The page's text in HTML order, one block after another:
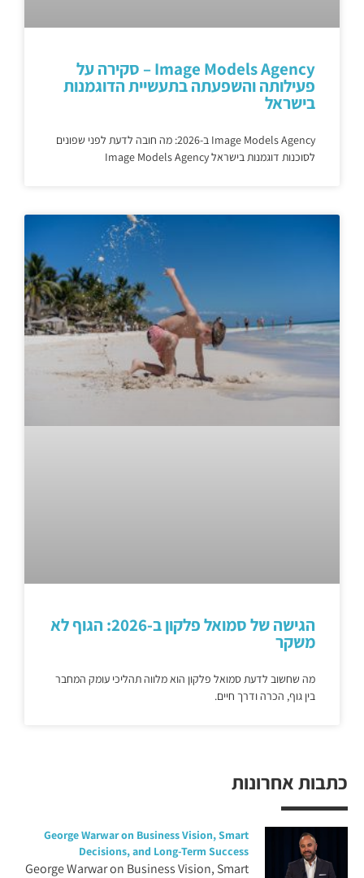
כתבות אחרונות
George Warwar on Business Vision, Smart
Decisions, and Long-Term Success
George Warwar on Business Vision, Smart
Image Models Agency – סקירה על
פעילותה והשפעתה בתעשיית הדוגמנות
בישראל
Image Models Agency ב-2026: מה חובה לדעת לפני שפונים
לסוכנות דוגמנות בישראל Image Models Agency
הגישה של סמואל פלקון ב-2026: הגוף לא
משקר
מה שחשוב לדעת סמואל פלקון הוא מלווה תהליכי עומק המחבר
בין גוף, הכרה ודרך חיים.